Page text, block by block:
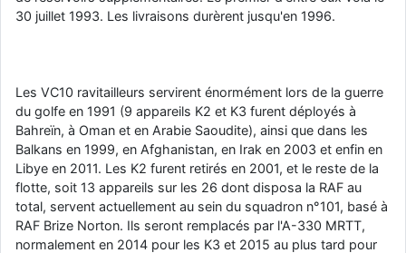
30 juillet 1993. Les livraisons durèrent jusqu'en 1996.
Les VC10 ravitailleurs servirent énormément lors de la guerre
du golfe en 1991 (9 appareils K2 et K3 furent déployés à
Bahreïn, à Oman et en Arabie Saoudite), ainsi que dans les
Balkans en 1999, en Afghanistan, en Irak en 2003 et enfin en
Libye en 2011. Les K2 furent retirés en 2001, et le reste de la
flotte, soit 13 appareils sur les 26 dont disposa la RAF au
total, servent actuellement au sein du squadron n°101, basé à
RAF Brize Norton. Ils seront remplacés par l'A-330 MRTT,
normalement en 2014 pour les K3 et 2015 au plus tard pour